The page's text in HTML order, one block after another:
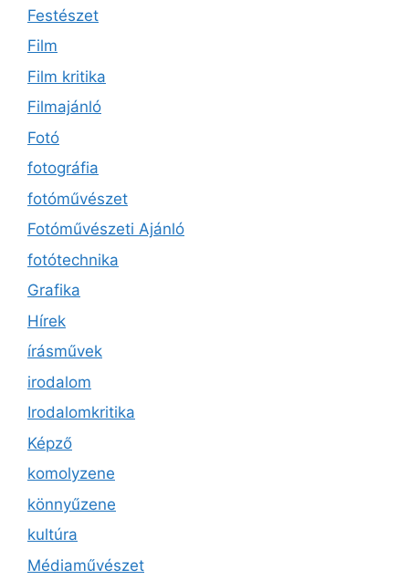
Festészet
Film
Film kritika
Filmajánló
Fotó
fotográfia
fotóművészet
Fotóművészeti Ajánló
fotótechnika
Grafika
Hírek
írásművek
irodalom
Irodalomkritika
Képző
komolyzene
könnyűzene
kultúra
Médiaművészet